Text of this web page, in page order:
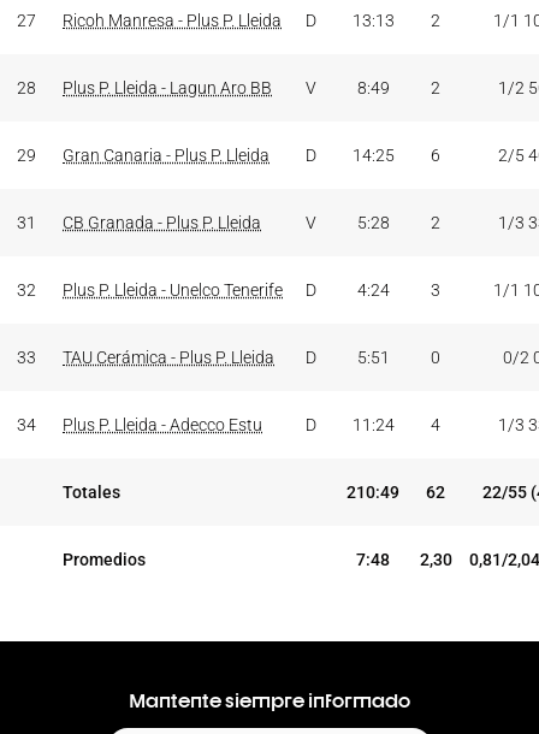
27 Ricoh Manresa - Plus P. Lleida D 13:13 2 1/1
28 Plus P. Lleida - Lagun Aro BB V 8:49 2 1/2
29 Gran Canaria - Plus P. Lleida D 14:25 6 2/5
31 CB Granada - Plus P. Lleida V 5:28 2 1/3
32 Plus P. Lleida - Unelco Tenerife D 4:24 3 1/1
33 TAU Cerámica - Plus P. Lleida D 5:51 0 0/2
34 Plus P. Lleida - Adecco Estu D 11:24 4 1/3
Totales 210:49 62 22/55
Promedios 7:48 2,30 0,81/
Mantente siempre informado